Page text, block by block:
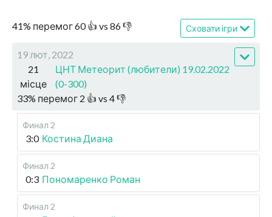
41% перемог60👍 vs 86👎 Сховати ігри
19 лют, 2022
21
місце
ЦНТ Метеорит (любители) 19.02.2022
(0-300)
33% перемог 2 👍 vs 4👎
Финал 2
3:0 Костина Диана
Финал 2
0:3 Пономаренко Роман
Финал 2